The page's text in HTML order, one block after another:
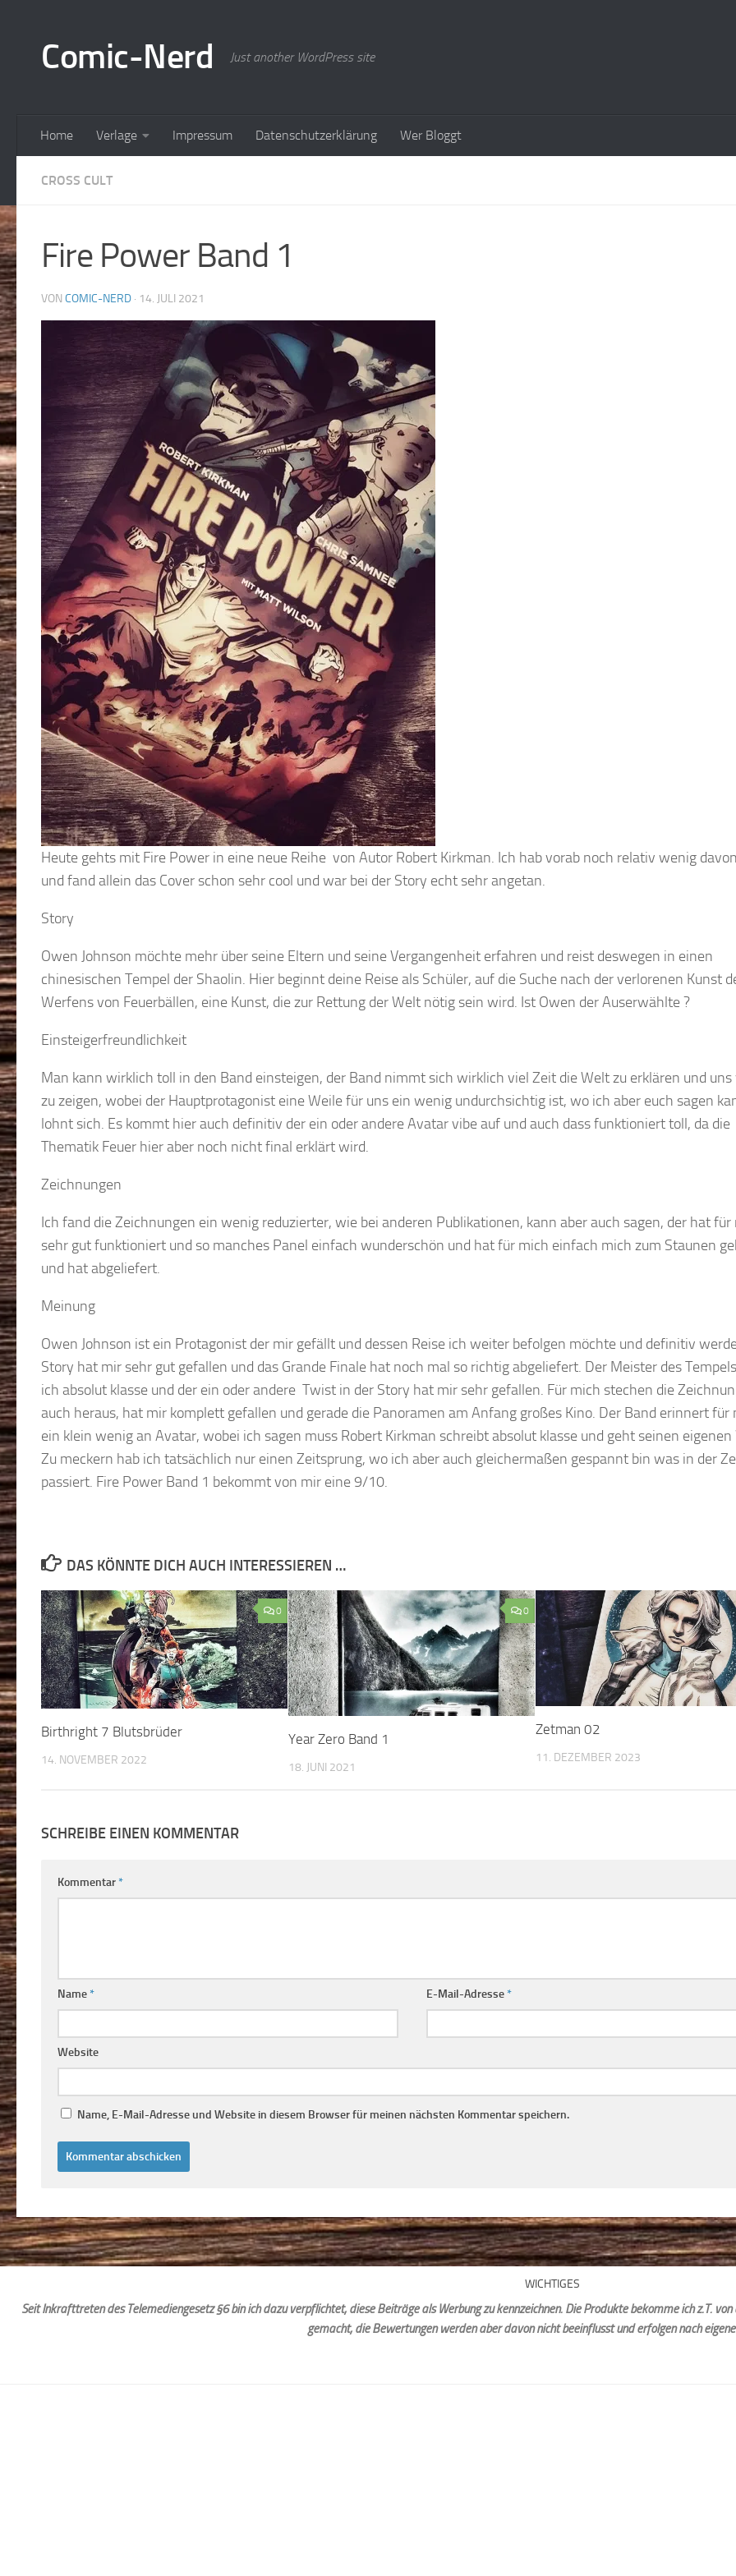
Comic-Nerd Just another WordPress site
Home Verlage Impressum Datenschutzerklärung Wer Bloggt
CROSS CULT
Fire Power Band 1
VON COMIC-NERD · 14. JULI 2021
Heute gehts mit Fire Power in eine neue Reihe von Autor Robert Kirkman. Ich hab vorab noch relativ wenig
und fand allein das Cover schon sehr cool und war bei der Story echt sehr angetan.
Story
Owen Johnson möchte mehr über seine Eltern und seine Vergangenheit erfahren und reist deswegen in einen
chinesischen Tempel der Shaolin. Hier beginnt deine Reise als Schüler, auf die Suche nach der verlorenen Kunst
Werfens von Feuerbällen, eine Kunst, die zur Rettung der Welt nötig sein wird. Ist Owen der Auserwählte ?
Einsteigerfreundlichkeit
Man kann wirklich toll in den Band einsteigen, der Band nimmt sich wirklich viel Zeit die Welt zu erklären und uns
zu zeigen, wobei der Hauptprotagonist eine Weile für uns ein wenig undurchsichtig ist, wo ich aber euch sagen
lohnt sich. Es kommt hier auch definitiv der ein oder andere Avatar vibe auf und auch dass funktioniert toll, da die
Thematik Feuer hier aber noch nicht final erklärt wird.
Zeichnungen
Ich fand die Zeichnungen ein wenig reduzierter, wie bei anderen Publikationen, kann aber auch sagen, der hat für
sehr gut funktioniert und so manches Panel einfach wunderschön und hat für mich einfach mich zum Staunen
und hat abgeliefert.
Meinung
Owen Johnson ist ein Protagonist der mir gefällt und dessen Reise ich weiter befolgen möchte und definitiv
Story hat mir sehr gut gefallen und das Grande Finale hat noch mal so richtig abgeliefert. Der Meister des
ich absolut klasse und der ein oder andere Twist in der Story hat mir sehr gefallen. Für mich stechen die
auch heraus, hat mir komplett gefallen und gerade die Panoramen am Anfang großes Kino. Der Band erinnert für
ein klein wenig an Avatar, wobei ich sagen muss Robert Kirkman schreibt absolut klasse und geht seinen eigenen
Zu meckern hab ich tatsächlich nur einen Zeitsprung, wo ich aber auch gleichermaßen gespannt bin was in der
passiert. Fire Power Band 1 bekommt von mir eine 9/10.
DAS KÖNNTE DICH AUCH INTERESSIEREN …
0
Birthright 7 Blutsbrüder
14. NOVEMBER 2022
0
Year Zero Band 1
18. JUNI 2021
Zetman 02
11. DEZEMBER 2023
SCHREIBE EINEN KOMMENTAR
Kommentar*
Name* E-Mail-Adresse*
Website
Name, E-Mail-Adresse und Website in diesem Browser für meinen nächsten Kommentar speichern.
WICHTIGES
Seit Inkrafttreten des Telemediengesetz §6 bin ich dazu verpflichtet, diese Beiträge als Werbung zu kennzeichnen. Die Produkte bekomme ich z.T.
gemacht, die Bewertungen werden aber davon nicht beeinflusst und erfolgen nach